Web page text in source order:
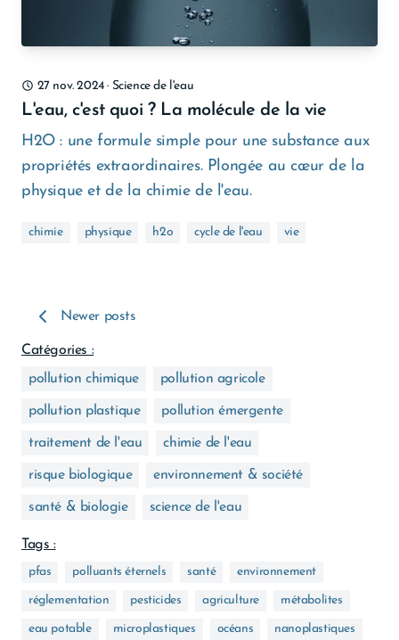
27 nov. 2024· Science de l'eau
L'eau, c'est quoi ? La molécule de la vie
H2O : une formule simple pour une substance aux
propriétés extraordinaires. Plongée au cœur de la
physique et de la chimie de l'eau.
chimie physique h2o cycle de l'eau vie
Newer posts
Catégories :
pollution chimique pollution agricole
pollution plastique pollution émergente
traitement de l'eau chimie de l'eau
risque biologique environnement & société
santé & biologie science de l'eau
Tags :
pfas polluants éternels santé environnement
réglementation pesticides agriculture métabolites
eau potable microplastiques océans nanoplastiques